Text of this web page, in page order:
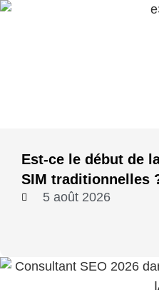
Est-ce le début de
SIM traditionnelles
5 août 2026